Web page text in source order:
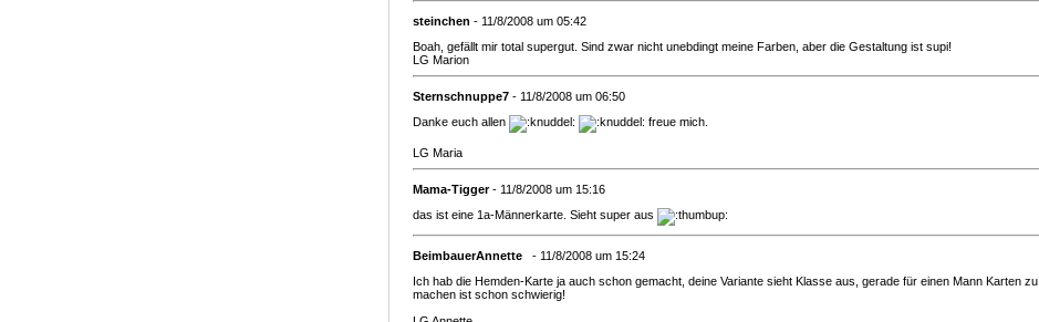
steinchen - 11/8/2008 um 05:42
Boah, gefällt mir total supergut. Sind zwar nicht unebdingt meine Farben, aber die Gestaltung ist supi!
LG Marion
Sternschnuppe7 - 11/8/2008 um 06:50
Danke euch allen
freue mich.
LG Maria
Mama-Tigger- 11/8/2008 um 15:16
das ist eine 1a-Männerkarte. Sieht super aus
BeimbauerAnnette
- 11/8/2008 um 15:24
Ich hab die Hemden-Karte ja auch schon gemacht, deine Variante sieht Klasse aus, gerade für einen Mann Karten zu
machen ist schon schwierig!